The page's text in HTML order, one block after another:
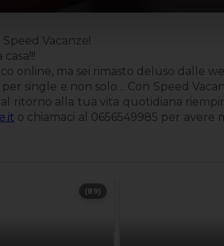
Vacanze!
online, ma sei rimasto deluso dalle
per single e non solo… Con Speed
ritorno alla tua vita quotidiana
o chiamaci al 0656549985 per avere
(89)